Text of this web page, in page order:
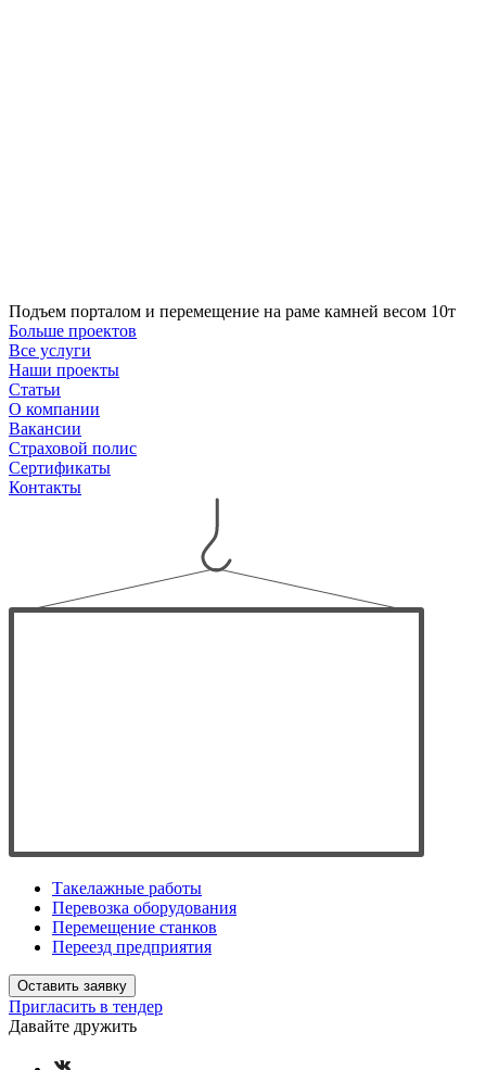
Подъем порталом и перемещение на раме камней весом 10т
Больше проектов
Все услуги
Наши проекты
Статьи
О компании
Вакансии
Страховой полис
Сертификаты
Контакты
Такелажные работы
Перевозка оборудования
Перемещение станков
Переезд предприятия
Оставить заявку
Пригласить в тендер
Давайте дружить